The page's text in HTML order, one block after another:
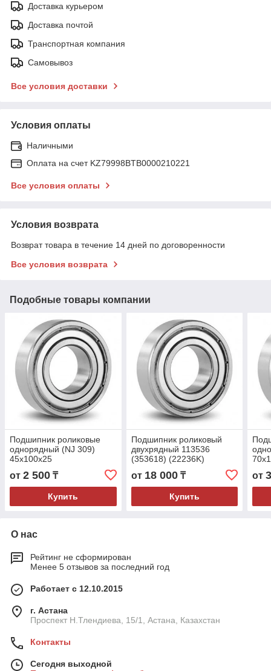
Доставка курьером
Доставка почтой
Транспортная компания
Самовывоз
Все условия доставки
Условия оплаты
Наличными
Оплата на счет KZ79998BTB0000210221
Все условия оплаты
Условия возврата
Возврат товара в течение 14 дней по договоренности
Все условия возврата
Подобные товары компании
Подшипник роликовые
однорядный (NJ 309)
45x100x25
от 2 500 ₸
Купить
Подшипник роликовый
двухрядный 113536
(353618) (22236K)
от 18 000₸
Купить
от
О нас
Рейтинг не сформирован
Менее 5 отзывов за последний год
Работает с 12.10.2015
г. Астана
Проспект Н.Тлендиева, 15/1, Астана, Казахстан
Контакты
Сегодня выходной